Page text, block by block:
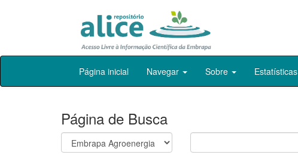
Skip
Página inicial Navegar Sobre Estatísticas
Página de Busca